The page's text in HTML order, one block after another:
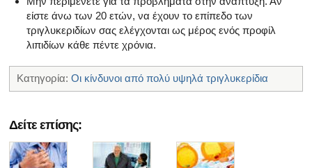
είστε άνω των 20 ετών, να έχουν το επίπεδο των
τριγλυκεριδίων σας ελέγχονται ως μέρος ενός προφίλ
λιπιδίων κάθε πέντε χρόνια.
Κατηγορία: Οι κίνδυνοι από πολύ υψηλά τριγλυκερίδια
Δείτε επίσης: